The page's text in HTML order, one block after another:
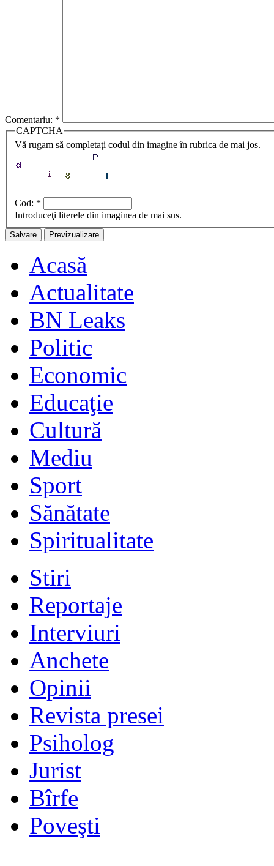
Comentariu: *
CAPTCHA
Vă rugam să completaţi codul din imagine în rubrica de mai jos.
Cod: *
Introduceţi literele din imaginea de mai sus.
Acasă
Actualitate
BN Leaks
Politic
Economic
Educaţie
Cultură
Mediu
Sport
Sănătate
Spiritualitate
Stiri
Reportaje
Interviuri
Anchete
Opinii
Revista presei
Psiholog
Jurist
Bîrfe
Poveşti